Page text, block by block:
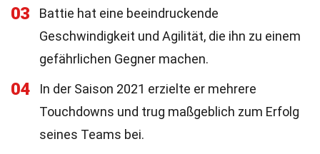
03
Battie hat eine beeindruckende
Geschwindigkeit und Agilität, die ihn zu einem
gefährlichen Gegner machen.
04
In der Saison 2021 erzielte er mehrere
Touchdowns und trug maßgeblich zum Erfolg
seines Teams bei.